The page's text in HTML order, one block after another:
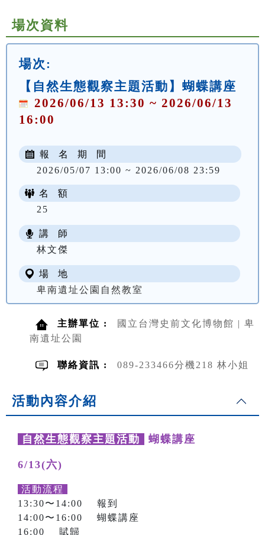
場次資料
場次:
【自然生態觀察主題活動】蝴蝶講座
2026/06/13 13:30 ~ 2026/06/13
16:00
報 名 期 間
2026/05/07 13:00 ~ 2026/06/08 23:59
名 額
25
講 師
林文傑
場 地
卑南遺址公園自然教室
主辦單位 :
國立台灣史前文化博物館 | 卑
南遺址公園
聯絡資訊 : 089-233466分機218 林小姐
活動內容介紹
自然生態觀察主題活動 蝴蝶講座
6/13(六)
活動流程
13:30〜14:00 報到
14:00〜16:00 蝴蝶講座
16:00 賦歸